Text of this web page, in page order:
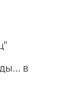
в